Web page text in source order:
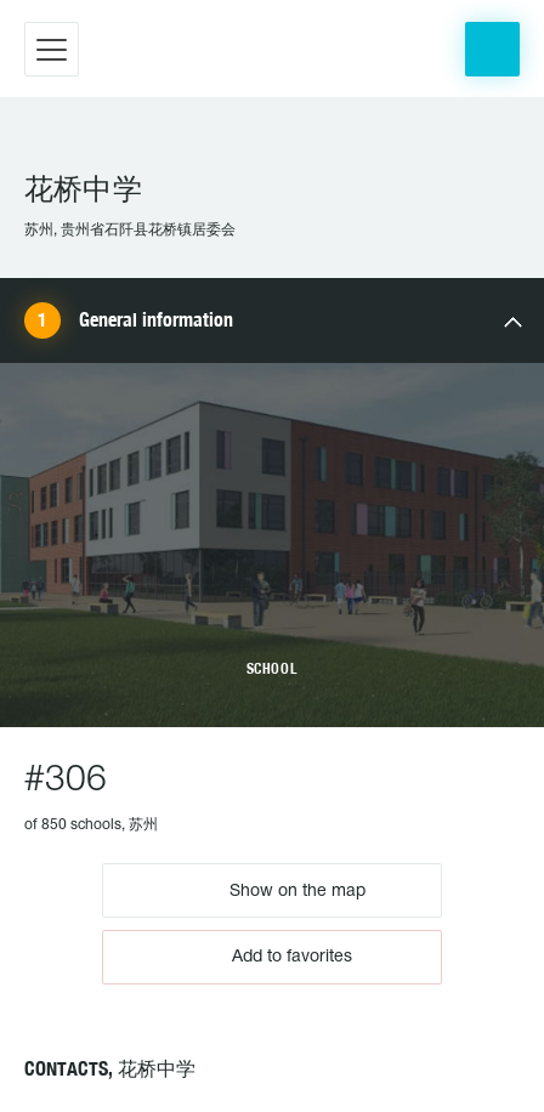
花桥中学
苏州, 贵州省石阡县花桥镇居委会
General information
SCHOOL
#306
of 850 schools, 苏州
Show on the map
Add to favorites
CONTACTS, 花桥中学